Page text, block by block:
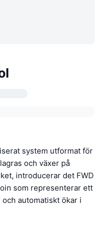
system utformat för
och växer på
introducerar det FWD
som representerar ett
automatiskt ökar i